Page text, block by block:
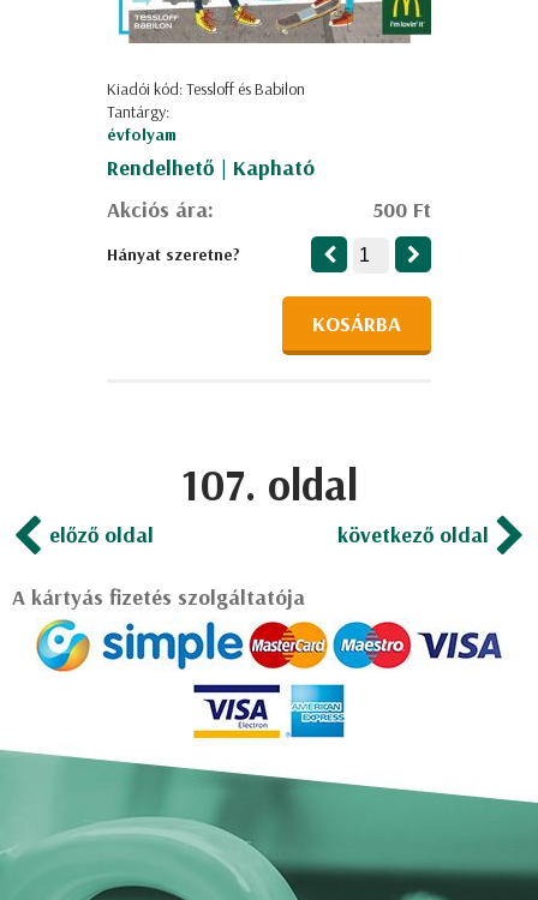
Kiadói kód: Tessloff és Babilon
Tantárgy:
évfolyam
Rendelhető | Kapható
Akciós ára:
500 Ft
Hányat szeretne?
KOSÁRBA
107. oldal
előző oldal következő oldal
A kártyás fizetés szolgáltatója